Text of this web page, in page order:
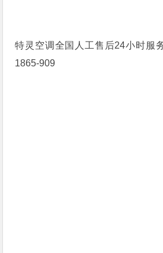
特灵空调全国人工售后24小时服
1865-909